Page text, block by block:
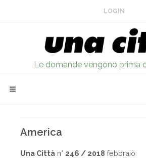
LOGIN
Le domande vengono prima
America
Una Città n° 246 / 2018 febbraio